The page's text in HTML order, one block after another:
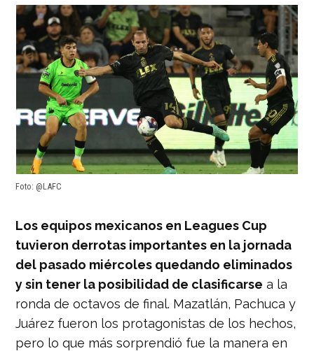
Foto: @LAFC
Los equipos mexicanos en Leagues Cup
tuvieron derrotas importantes en la jornada
del pasado miércoles quedando eliminados
y sin tener la posibilidad de clasificarse a la
ronda de octavos de final. Mazatlán, Pachuca y
Juárez fueron los protagonistas de los hechos,
pero lo que más sorprendió fue la manera en